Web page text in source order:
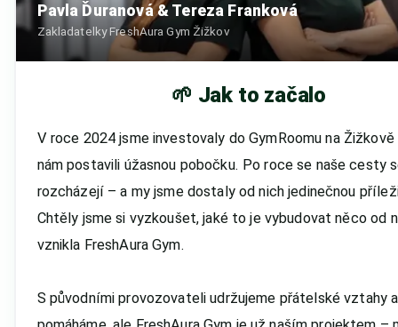
Pavla Ďuranová & Tereza Franková
Zakladatelky FreshAura Gym Žižkov
🌱 Jak to začalo
V roce 2024 jsme investovaly do GymRoomu na Žižkově
nám postavili úžasnou pobočku. Po roce se naše cesty
rozcházejí – a my jsme dostaly od nich jedinečnou
Chtěly jsme si vyzkoušet, jaké to je vybudovat něco od
vznikla FreshAura Gym.
S původními provozovateli udržujeme přátelské vztahy